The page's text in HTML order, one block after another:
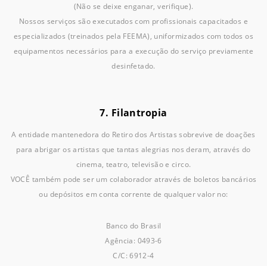
(Não se deixe enganar, verifique).
Nossos serviços são executados com profissionais capacitados e
especializados (treinados pela FEEMA), uniformizados com todos os
equipamentos necessários para a execução do serviço previamente
desinfetado.
7. Filantropia
A entidade mantenedora do Retiro dos Artistas sobrevive de doações
para abrigar os artistas que tantas alegrias nos deram, através do
cinema, teatro, televisão e circo.
VOCÊ também pode ser um colaborador através de boletos bancários
ou depósitos em conta corrente de qualquer valor no:
Banco do Brasil
Agência: 0493-6
C/C: 6912-4